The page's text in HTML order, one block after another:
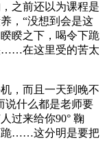
之前还以为课程是
，“没想到会是这
睽之下，喝令下跪
……在这里受的苦太
，而且一天到晚不
说什么都是老师要
过来给你90° 鞠
跪……这分明是要把